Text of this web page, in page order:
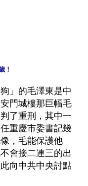
！
」的毛澤東是中
門城樓那巨幅毛
了重刑，其中一
重慶市委書記幾
，毛能保護他
會接二連三的出
向中共中央討點